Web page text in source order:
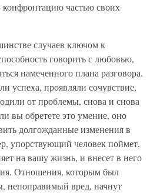
частью своих
случаев ключом к
говорить с любовью,
намеченного плана разговора.
успеха, проявляли сочувствие,
от проблемы, снова и снова
вы обретете это умение, оно
долгожданные изменения в
упорствующий человек поймет,
на вашу жизнь, и внесет в него
Отношения, которым был
непоправимый вред, начнут